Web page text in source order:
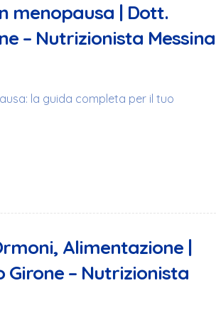
menopausa | Dott.
– Nutrizionista Messina
la guida completa per il tuo
Alimentazione |
Girone – Nutrizionista